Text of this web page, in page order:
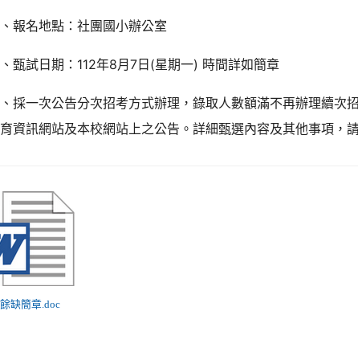
報名地點：社團國小辦公室
甄試日期：112年8月7日(星期一) 時間詳如簡章
採一次公告分次招考方式辦理，錄取人數額滿不再辦理續次
資訊網站及本校網站上之公告。詳細甄選內容及其他事項，
缺簡章.doc